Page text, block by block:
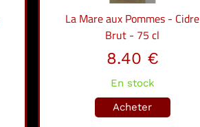
La Mare aux Pommes - Cidre
Brut - 75 cl
8.40 €
En stock
Acheter